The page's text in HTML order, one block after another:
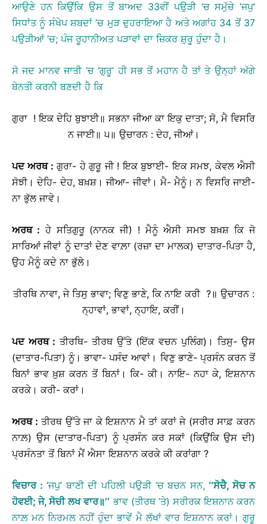
ਆਉਣੇ ਹਨ ਕਿਉਂਕਿ ਉਸ ਤੋਂ ਬਾਅਦ 33ਵੀਂ ਪਉੜੀ ’ਚ ਸਮੁੱਚੇ ‘ਜਪੁ’
ਸਿਧਾਂਤ ਨੂੰ ਸੰਖੇਪ ਸ਼ਬਦਾਂ ’ਚ ਮੁੜ ਦੁਹਰਾਇਆ ਹੈ ਅਤੇ ਅਗਾਂਹ 34 ਤੋਂ 37
ਪਉੜੀਆਂ ’ਚ; ਪੰਜ ਰੂਹਾਨੀਅਤ ਪੜਾਵਾਂ ਦਾ ਜ਼ਿਕਰ ਸ਼ੁਰੂ ਹੁੰਦਾ ਹੈ।
ਸੋ ਜਦ ਮਾਨਵ ਜਾਤੀ ’ਚ ‘ਗੁਰੂ’ ਹੀ ਸਭ ਤੋਂ ਮਹਾਨ ਹੈ ਤਾਂ ਤੇ ਉਨ੍ਹਾਂ ਅੱਗੇ
ਬੇਨਤੀ ਕਰਨੀ ਬਣਦੀ ਹੈ ਕਿ
ਗੁਰਾ ! ਇਕ ਦੇਹਿ ਬੁਝਾਈ॥ ਸਭਨਾ ਜੀਆ ਕਾ ਇਕੁ ਦਾਤਾ; ਸੋ, ਮੈ ਵਿਸਰਿ
ਨ ਜਾਈ॥ ੫॥ ਉਚਾਰਨ : ਦੇਹ, ਜੀਆਂ।
ਪਦ ਅਰਥ: ਗੁਰਾ- ਹੇ ਗੁਰੂ ਜੀ ! ਇਕ ਬੁਝਾਈ- ਇਕ ਸਮਝ, ਕੇਵਲ ਐਸੀ
ਸੋਝੀ। ਦੇਹਿ- ਦੇਹ, ਬਖ਼ਸ਼। ਜੀਆ- ਜੀਵਾਂ। ਮੈ- ਮੈਨੂੰ। ਨ ਵਿਸਰਿ ਜਾਈ-
ਨਾ ਭੁੱਲ ਜਾਵੇ।
ਅਰਥ: ਹੇ ਸਤਿਗੁਰੂ (ਨਾਨਕ ਜੀ) ! ਮੈਨੂੰ ਐਸੀ ਸਮਝ ਬਖ਼ਸ਼ ਕਿ ਜੋ
ਸਾਰਿਆਂ ਜੀਵਾਂ ਨੂੰ ਦਾਤਾਂ ਦੇਣ ਵਾਲ਼ਾ (ਰਜ਼ਾ ਦਾ ਮਾਲਕ) ਦਾਤਾਰ-ਪਿਤਾ ਹੈ,
ਉਹ ਮੈਨੂੰ ਕਦੇ ਨਾ ਭੁੱਲੇ।
ਤੀਰਥਿ ਨਾਵਾ, ਜੇ ਤਿਸੁ ਭਾਵਾ; ਵਿਣੁ ਭਾਣੇ, ਕਿ ਨਾਇ ਕਰੀ ?॥ ਉਚਾਰਨ :
ਨ੍ਹਾਵਾਂ, ਭਾਵਾਂ, ਨ੍ਹਾਇ, ਕਰੀਂ।
ਪਦ ਅਰਥ: ਤੀਰਥਿ- ਤੀਰਥ ਉੱਤੇ (ਇੱਕ ਵਚਨ ਪੁਲਿੰਗ)। ਤਿਸੁ- ਉਸ
(ਦਾਤਾਰ-ਪਿਤਾ) ਨੂੰ। ਭਾਵਾ- ਪਸੰਦ ਆਵਾਂ। ਵਿਣੁ ਭਾਣੇ- ਪ੍ਰਸੰਨ ਕਰਨ ਤੋਂ
ਬਿਨਾਂ ਭਾਵ ਖ਼ੁਸ਼ ਕਰਨ ਤੋਂ ਬਿਨਾਂ। ਕਿ- ਕੀ। ਨਾਇ- ਨਹਾ ਕੇ, ਇਸ਼ਨਾਨ
ਕਰਕੇ। ਕਰੀ- ਕਰਾਂ।
ਅਰਥ: ਤੀਰਥ ਉੱਤੇ ਜਾ ਕੇ ਇਸ਼ਨਾਨ ਮੈ ਤਾਂ ਕਰਾਂ ਜੇ (ਸਰੀਰ ਸਾਫ਼ ਕਰਨ
ਨਾਲ਼) ਉਸ (ਦਾਤਾਰ-ਪਿਤਾ) ਨੂੰ ਪ੍ਰਸੰਨ ਕਰ ਸਕਾਂ (ਕਿਉਂਕਿ ਉਸ ਦੀ)
ਪ੍ਰਸੰਨਤਾ ਤੋਂ ਬਿਨਾਂ ਮੈਂ ਐਸਾ ਇਸ਼ਨਾਨ ਕਰਕੇ ਕੀ ਕਰਾਂਗਾ ?
ਵਿਚਾਰ: ‘ਜਪੁ’ ਬਾਣੀ ਦੀ ਪਹਿਲੀ ਪਉੜੀ ’ਚ ਬਚਨ ਸਨ, ‘‘ਸੋਚੈ,ਸੋਚ ਨ
ਹੋਵਈ;ਜੇ,ਸੋਚੀ ਲਖ ਵਾਰ॥’’ ਭਾਵ (ਤੀਰਥ ’ਤੇ) ਸਰੀਰਕ ਇਸ਼ਨਾਨ ਕਰਨ
ਨਾਲ਼ ਮਨ ਨਿਰਮਲ ਨਹੀਂ ਹੁੰਦਾ ਭਾਵੇਂ ਮੈ ਲੱਖਾਂ ਵਾਰ ਇਸ਼ਨਾਨ ਕਰਾਂ। ਗੁਰੂ